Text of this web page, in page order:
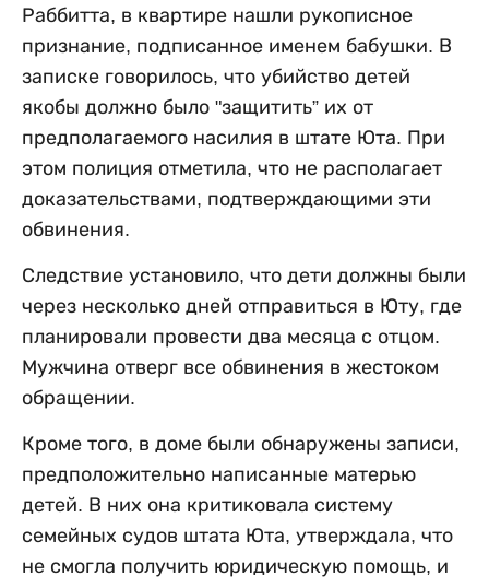
Раббитта, в квартире нашли рукописное
признание, подписанное именем бабушки. В
записке говорилось, что убийство детей
якобы должно было "защитить” их от
предполагаемого насилия в штате Юта. При
этом полиция отметила, что не располагает
доказательствами, подтверждающими эти
обвинения.
Следствие установило, что дети должны были
через несколько дней отправиться в Юту, где
планировали провести два месяца с отцом.
Мужчина отверг все обвинения в жестоком
обращении.
Кроме того, в доме были обнаружены записи,
предположительно написанные матерью
детей. В них она критиковала систему
семейных судов штата Юта, утверждала, что
не смогла получить юридическую помощь, и